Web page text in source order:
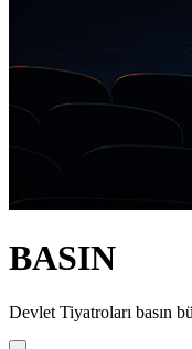
BASIN
Devlet Tiyatroları basın